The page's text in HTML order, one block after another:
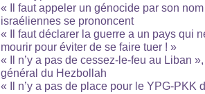
« Il faut appeler un génocide par son
israéliennes se prononcent
« Il faut déclarer la guerre a un pays qui
mourir pour éviter de se faire tuer ! »
« Il n’y a pas de cessez-le-feu au Liban
général du Hezbollah
« Il n’y a pas de place pour le YPG-PKK